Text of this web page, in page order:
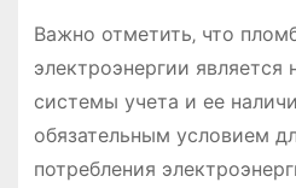
Важно отметить‚ что
электроэнергии
системы учета и ее
обязательным условием
потребления